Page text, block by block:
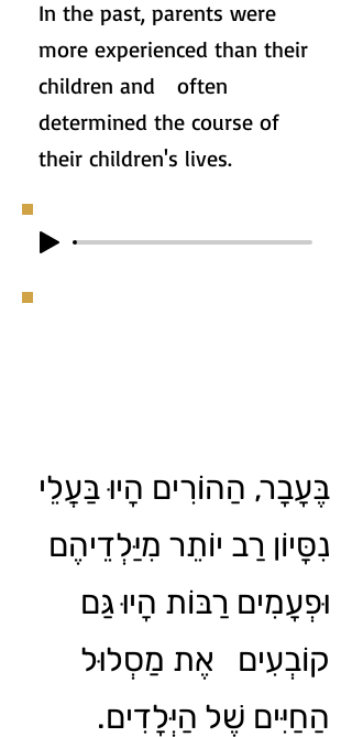
In the past, parents were
more experienced than their
children and often
determined the course of
their children's lives.
בֶּעָבָר, הַהוֹרִים הָיוּ בַּעֲלֵי
נִסָּיוֹן רַב יוֹתֵר מִיַּלְדֵיהֶם
וּפְעָמִים רַבּוֹת הָיוּ גַּם
קוֹבְעִים אֶת מַסְלוּל
הַחַיִּים שֶׁל הַיְּלָדִים.